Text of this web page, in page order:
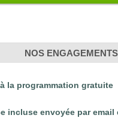
NOS ENGAGEMENTS
la programmation gratuite
incluse envoyée par email